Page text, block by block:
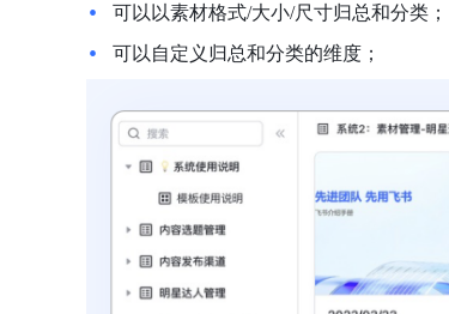
可以以素材格式/大小/尺寸归总和分类；
可以自定义归总和分类的维度；